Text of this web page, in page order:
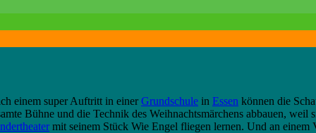
einem super Auftritt in einer Grundschule in Essen können die
Bühne und die Technik des Weihnachtsmärchens abbauen,
mit seinem Stück Wie Engel fliegen lernen. Und an